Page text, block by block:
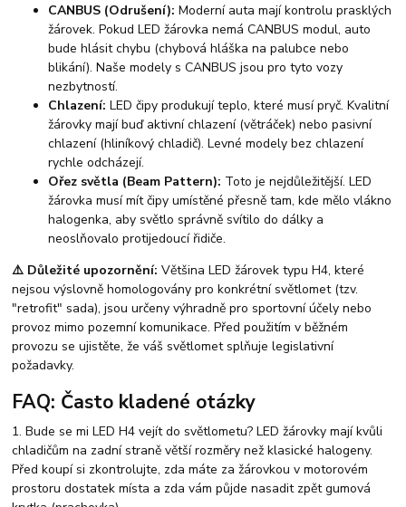
CANBUS (Odrušení): Moderní auta mají kontrolu prasklých
žárovek. Pokud LED žárovka nemá CANBUS modul, auto
bude hlásit chybu (chybová hláška na palubce nebo
blikání). Naše modely s CANBUS jsou pro tyto vozy
nezbytností.
Chlazení: LED čipy produkují teplo, které musí pryč. Kvalitní
žárovky mají buď aktivní chlazení (větráček) nebo pasivní
chlazení (hliníkový chladič). Levné modely bez chlazení
rychle odcházejí.
Ořez světla (Beam Pattern): Toto je nejdůležitější. LED
žárovka musí mít čipy umístěné přesně tam, kde mělo vlákno
halogenka, aby světlo správně svítilo do dálky a
neoslňovalo protijedoucí řidiče.
⚠️ Důležité upozornění: Většina LED žárovek typu H4, které
nejsou výslovně homologovány pro konkrétní světlomet (tzv.
"retrofit" sada), jsou určeny výhradně pro sportovní účely nebo
provoz mimo pozemní komunikace. Před použitím v běžném
provozu se ujistěte, že váš světlomet splňuje legislativní
požadavky.
FAQ: Často kladené otázky
1. Bude se mi LED H4 vejít do světlometu? LED žárovky mají kvůli
chladičům na zadní straně větší rozměry než klasické halogeny.
Před koupí si zkontrolujte, zda máte za žárovkou v motorovém
prostoru dostatek místa a zda vám půjde nasadit zpět gumová